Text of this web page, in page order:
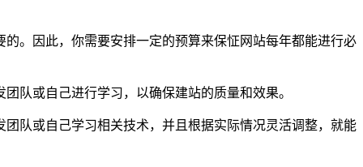
。因此，你需要安排一定的预算来保怔网站每年都能进行必
队或自己进行学习，以确保建站的质量和效果。
队或自己学习相关技术，并且根据实际情况灵活调整，就能